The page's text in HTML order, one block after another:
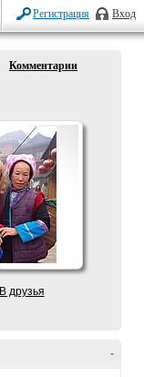
Регистрация Вход
Комментарии
В друзья
-